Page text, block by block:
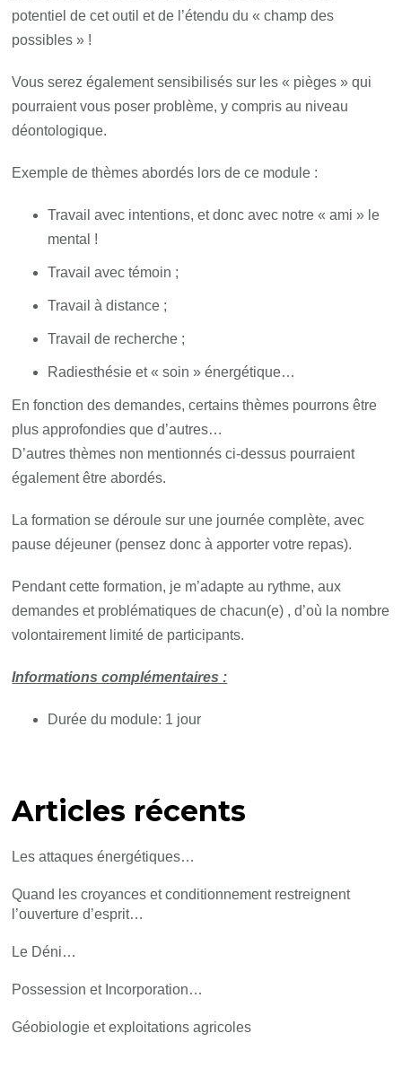
potentiel de cet outil et de l’étendu du « champ des
possibles » !
Vous serez également sensibilisés sur les « pièges » qui
pourraient vous poser problème, y compris au niveau
déontologique.
Exemple de thèmes abordés lors de ce module :
Travail avec intentions, et donc avec notre « ami » le
mental !
Travail avec témoin ;
Travail à distance ;
Travail de recherche ;
Radiesthésie et « soin » énergétique…
En fonction des demandes, certains thèmes pourrons être
plus approfondies que d’autres…
D’autres thèmes non mentionnés ci-dessus pourraient
également être abordés.
La formation se déroule sur une journée complète, avec
pause déjeuner (pensez donc à apporter votre repas).
Pendant cette formation, je m’adapte au rythme, aux
demandes et problématiques de chacun(e) , d’où la nombre
volontairement limité de participants.
Informations complémentaires :
Durée du module: 1 jour
Articles récents
Les attaques énergétiques…
Quand les croyances et conditionnement restreignent
l’ouverture d’esprit…
Le Déni…
Possession et Incorporation…
Géobiologie et exploitations agricoles